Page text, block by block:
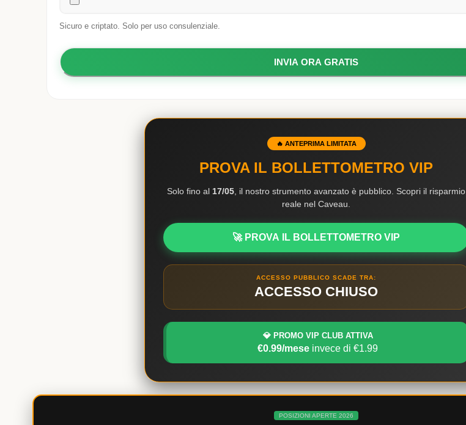
Sicuro e criptato. Solo per uso consulenziale.
🔥 ANTEPRIMA LIMITATA
PROVA IL BOLLETTOMETRO VIP
Solo fino al 17/05 , il nostro strumento avanzato è pubblico. Scopri il risparmio
reale nel Caveau.
🚀 PROVA IL BOLLETTOMETRO VIP
ACCESSO PUBBLICO SCADE TRA:
ACCESSO CHIUSO
💎 PROMO VIP CLUB ATTIVA
€0.99/mese invece di €1.99
POSIZIONI APERTE 2026